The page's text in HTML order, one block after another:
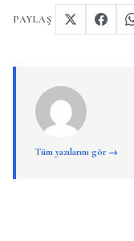
PAYLAŞ
Tüm yazılarını gör →